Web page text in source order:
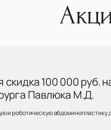
100 000 руб.
Павлюка М.Д.
и роботическую абдоминопластику